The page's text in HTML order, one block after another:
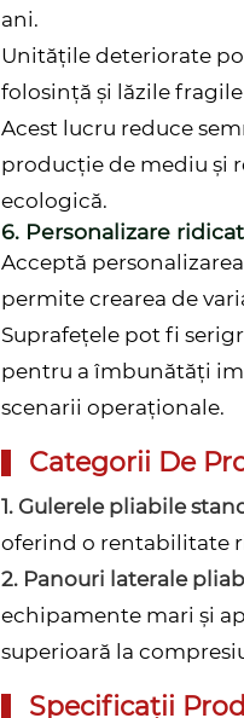
ani.
Unitățile deteriorate
folosință și lăzile
Acest lucru reduce
producție de mediu și
ecologică.
6. Personalizare
Acceptă
permite crearea de
Suprafețele pot fi
pentru a îmbunătăți
scenarii operaționale.
Categorii De
1. Gulerele pliabile
oferind o rentabilitate
2. Panouri laterale
echipamente mari și
superioară la
Specificații